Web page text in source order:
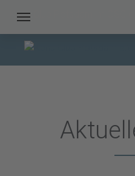
Kanu Club Potsdam im OSC